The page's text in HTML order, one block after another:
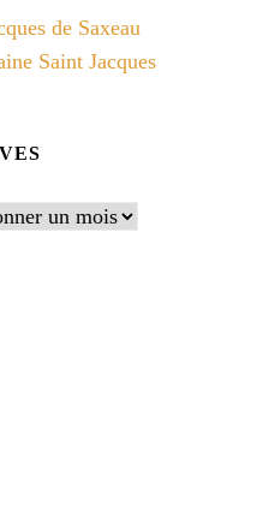
de Saxeau
Saint Jacques